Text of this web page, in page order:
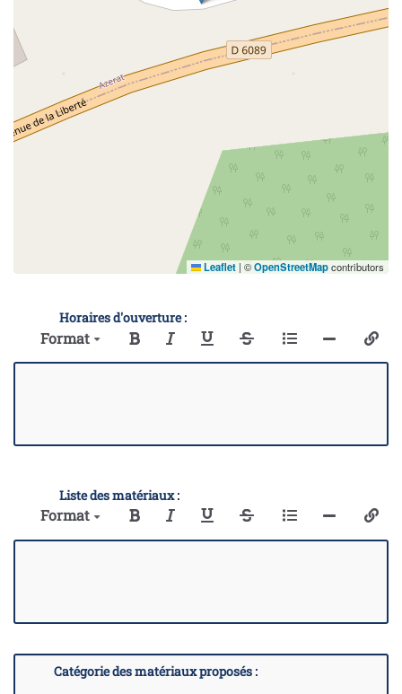
Leaflet | ©OpenStreetMapcontributors
Horaires d'ouverture :
Format
Liste des matériaux :
Format
Catégorie des matériaux proposés :